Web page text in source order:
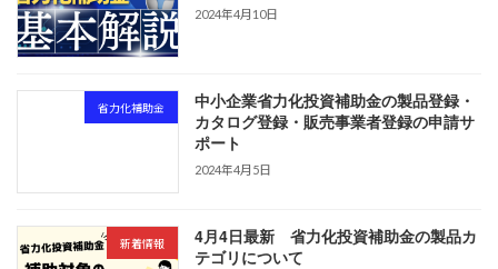
2024年4月10日
省力化補助金
中小企業省力化投資補助金の製品登録・
カタログ登録・販売事業者登録の申請サ
ポート
2024年4月5日
新着情報
4月4日最新 省力化投資補助金の製品カ
テゴリについて